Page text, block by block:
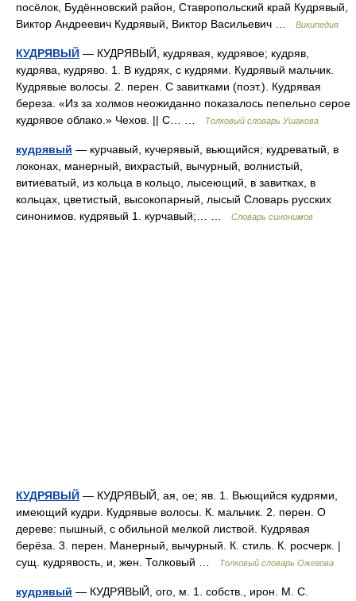
посёлок, Будённовский район, Ставропольский край Кудрявый,
Виктор Андреевич Кудрявый, Виктор Васильевич …
Википедия
КУДРЯВЫЙ — КУДРЯВЫЙ, кудрявая, кудрявое; кудряв,
кудрява, кудряво. 1. В кудрях, с кудрями. Кудрявый мальчик.
Кудрявые волосы. 2. перен. С завитками (поэт.). Кудрявая
береза. «Из за холмов неожиданно показалось пепельно серое
кудрявое облако.» Чехов. || С… …
Толковый словарь Ушакова
кудрявый — курчавый, кучерявый, вьющийся; кудреватый, в
локонах, манерный, вихрастый, вычурный, волнистый,
витиеватый, из кольца в кольцо, лысеющий, в завитках, в
кольцах, цветистый, высокопарный, лысый Словарь русских
синонимов. кудрявый 1. курчавый;… …
Словарь синонимов
КУДРЯВЫЙ — КУДРЯВЫЙ, ая, ое; яв. 1. Вьющийся кудрями,
имеющий кудри. Кудрявые волосы. К. мальчик. 2. перен. О
дереве: пышный, с обильной мелкой листвой. Кудрявая
берёза. 3. перен. Манерный, вычурный. К. стиль. К. росчерк. |
сущ. кудрявость, и, жен. Толковый …
Толковый словарь Ожегова
кудрявый — КУДРЯВЫЙ, ого, м. 1. собств., ирон. М. С.